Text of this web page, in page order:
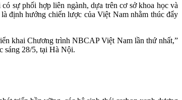
sự phối hợp liên ngành, dựa trên cơ sở khoa học và
định hướng chiến lược của Việt Nam nhằm thúc đẩy
khai Chương trình NBCAP Việt Nam lần thứ nhất,”
sáng 28/5, tại Hà Nội.